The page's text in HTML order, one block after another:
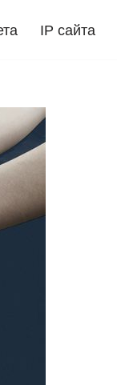
IP сайта